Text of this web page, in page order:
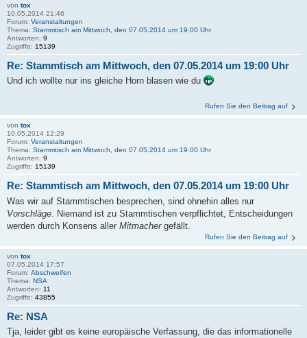
von tox
10.05.2014 21:46
Forum: Veranstaltungen
Thema: Stammtisch am Mittwoch, den 07.05.2014 um 19:00 Uhr
Antworten: 9
Zugriffe: 15139
Re: Stammtisch am Mittwoch, den 07.05.2014 um 19:00 Uhr
Und ich wollte nur ins gleiche Horn blasen wie du
Rufen Sie den Beitrag auf
von tox
10.05.2014 12:29
Forum: Veranstaltungen
Thema: Stammtisch am Mittwoch, den 07.05.2014 um 19:00 Uhr
Antworten: 9
Zugriffe: 15139
Re: Stammtisch am Mittwoch, den 07.05.2014 um 19:00 Uhr
Was wir auf Stammtischen besprechen, sind ohnehin alles nur
Vorschläge . Niemand ist zu Stammtischen verpflichtet, Entscheidungen
werden durch Konsens aller Mitmachergefällt.
Rufen Sie den Beitrag auf
von tox
07.05.2014 17:57
Forum: Abschweifen
Thema: NSA
Antworten: 11
Zugriffe: 43855
Re: NSA
Tja, leider gibt es keine europäische Verfassung, die das informationelle